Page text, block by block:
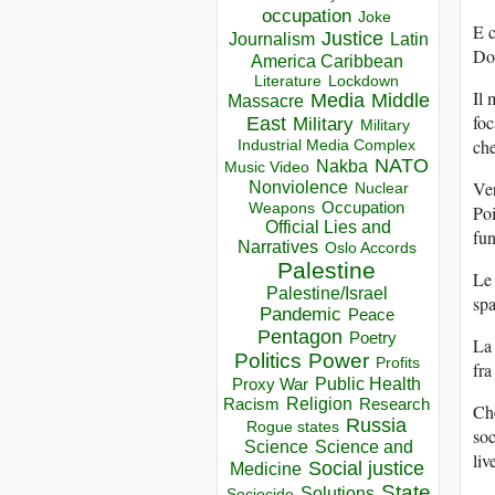
occupation Joke
Journalism Justice Latin
America Caribbean
Literature Lockdown
Massacre Media Middle
East Military Military
Industrial Media Complex
Music Video Nakba NATO
Nonviolence Nuclear
Weapons Occupation
Official Lies and
Narratives Oslo Accords
Palestine
Palestine/Israel
Pandemic Peace
Pentagon Poetry
Politics Power Profits
Proxy War Public Health
Racism Religion Research
Rogue states Russia
Science Science and
Medicine Social justice
E
Il
Le
La